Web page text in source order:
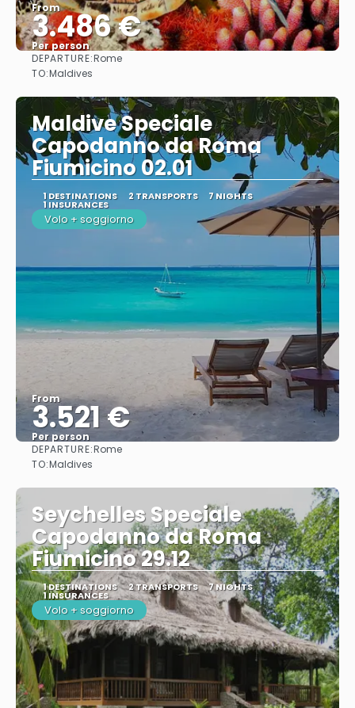
From
3.486 €
Per person
DEPARTURE:Rome
TO:Maldives
Maldive Speciale
Capodanno da Roma
Fiumicino 02.01
1 DESTINATIONS 2 TRANSPORTS 7 NIGHTS
1 INSURANCES
Volo + soggiorno
From
3.521 €
Per person
DEPARTURE:Rome
TO:Maldives
Seychelles Speciale
Capodanno da Roma
Fiumicino 29.12
1 DESTINATIONS 2 TRANSPORTS 7 NIGHTS
1 INSURANCES
Volo + soggiorno